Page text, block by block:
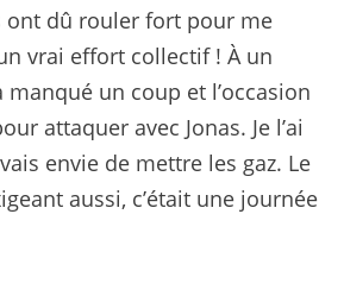
ont dû rouler fort pour me
vrai effort collectif ! À un
un coup et l’occasion
attaquer avec Jonas. Je l’ai
envie de mettre les gaz. Le
aussi, c’était une journée